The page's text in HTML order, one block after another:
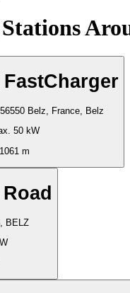
Belz, France, Belz
50 kW
1061 m
BELZ